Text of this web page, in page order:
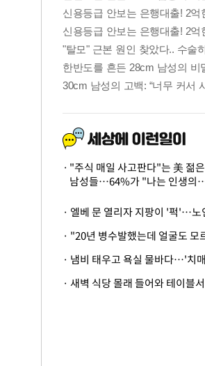
"주식 매일 사고판다"는 美 젊은
남성들…64%가 "나는 인생의